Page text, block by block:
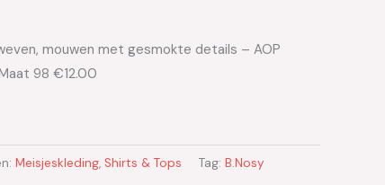
mouwen met gesmokte details – AOP
98 €12.00
Meisjeskleding, Shirts & Tops Tag: B.Nosy